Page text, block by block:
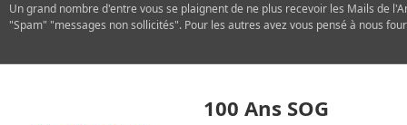
Un grand nombre d'entre vous se plaignent de ne plus recevoir les Mails de
"Spam" "messages non sollicités". Pour les autres avez vous pensé à nous
100 Ans SOG